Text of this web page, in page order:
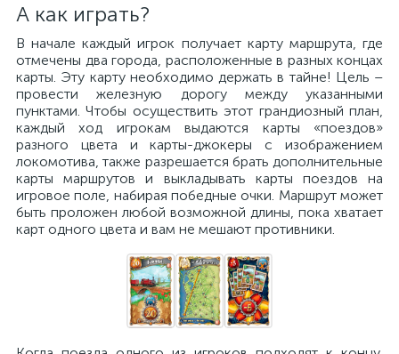
А как играть?
В начале каждый игрок получает карту маршрута, где
отмечены два города, расположенные в разных концах
карты. Эту карту необходимо держать в тайне! Цель –
провести железную дорогу между указанными
пунктами. Чтобы осуществить этот грандиозный план,
каждый ход игрокам выдаются карты «поездов»
разного цвета и карты-джокеры с изображением
локомотива, также разрешается брать дополнительные
карты маршрутов и выкладывать карты поездов на
игровое поле, набирая победные очки. Маршрут может
быть проложен любой возможной длины, пока хватает
карт одного цвета и вам не мешают противники.